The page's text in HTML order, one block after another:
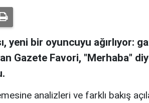
yeni bir oyuncuyu ağırlıyor:
Gazete Favori, "Merhaba"
analizleri ve farklı bakış